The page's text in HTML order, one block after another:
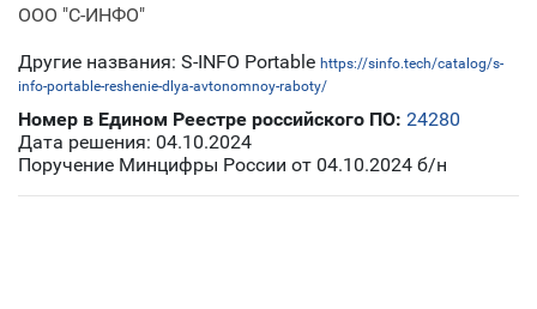
ООО "С-ИНФО"
Другие названия: S-INFO Portable https://sinfo.tech/catalog/s-
info-portable-reshenie-dlya-avtonomnoy-raboty/
Номер в Едином Реестре российского ПО: 24280
Дата решения: 04.10.2024
Поручение Минцифры России от 04.10.2024 б/н